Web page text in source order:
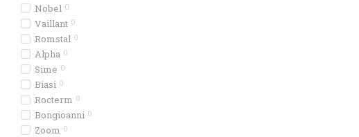
Nobel 0
Vaillant 0
Romstal 0
Alpha 0
Sime 0
Biasi 0
Rocterm 0
Bongioanni 0
Zoom 0